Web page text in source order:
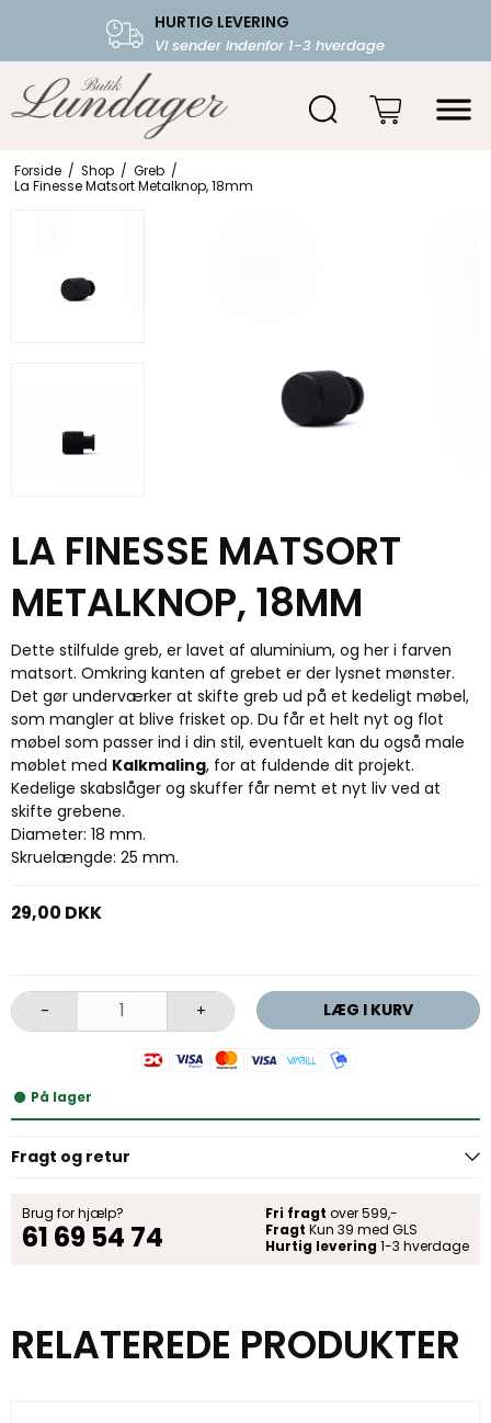
HURTIG LEVERING
Vi sender indenfor 1-3 hverdage
FRI FRAGT OVER 599.-
Starter fra 39,-
Forside / Shop / Greb /
La Finesse Matsort Metalknop, 18mm
LA FINESSE MATSORT
METALKNOP, 18MM
Dette stilfulde greb, er lavet af aluminium, og her i farven
matsort. Omkring kanten af grebet er der lysnet mønster.
Det gør underværker at skifte greb ud på et kedeligt møbel,
som mangler at blive frisket op. Du får et helt nyt og flot
møbel som passer ind i din stil, eventuelt kan du også male
møblet med Kalkmaling, for at fuldende dit projekt.
Kedelige skabslåger og skuffer får nemt et nyt liv ved at
skifte grebene.
Diameter: 18 mm.
Skruelængde: 25 mm.
29,00 DKK
- + LÆG I KURV
På lager
Fragt og retur
Brug for hjælp?
61 69 54 74
Fri fragt over 599,-
Fragt Kun 39 med GLS
Hurtig levering 1-3 hverdage
RELATEREDE PRODUKTER